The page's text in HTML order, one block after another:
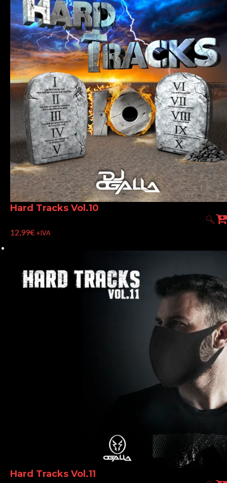
Hard Tracks Vol.10
12,99€+IVA
Hard Tracks Vol.11